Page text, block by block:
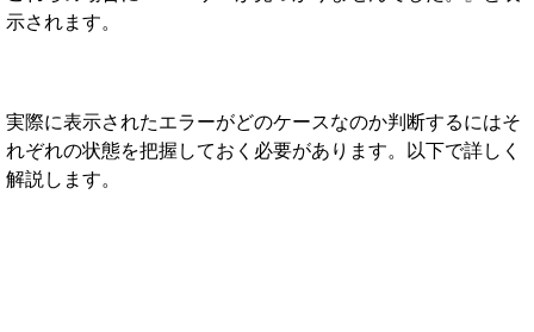
示されます。
実際に表示されたエラーがどのケースなのか判断するにはそ
れぞれの状態を把握しておく必要があります。以下で詳しく
解説します。